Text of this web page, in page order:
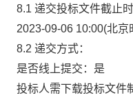
8.1 递交投标文件截止
2023-09-06 10:00(北京
8.2 递交方式：
是否线上提交：是
投标人需下载投标文件